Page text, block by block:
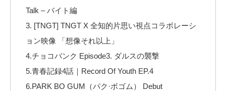
Talk – バイト編
3. [TNGT] TNGT X 全知的片思い視点コラボレーシ
ョン映像 「想像それ以上」
4.チョコバンク Episode3. ダルスの襲撃
5.青春記録4話｜Record Of Youth EP.4
6.PARK BO GUM（パク·ボゴム） Debut